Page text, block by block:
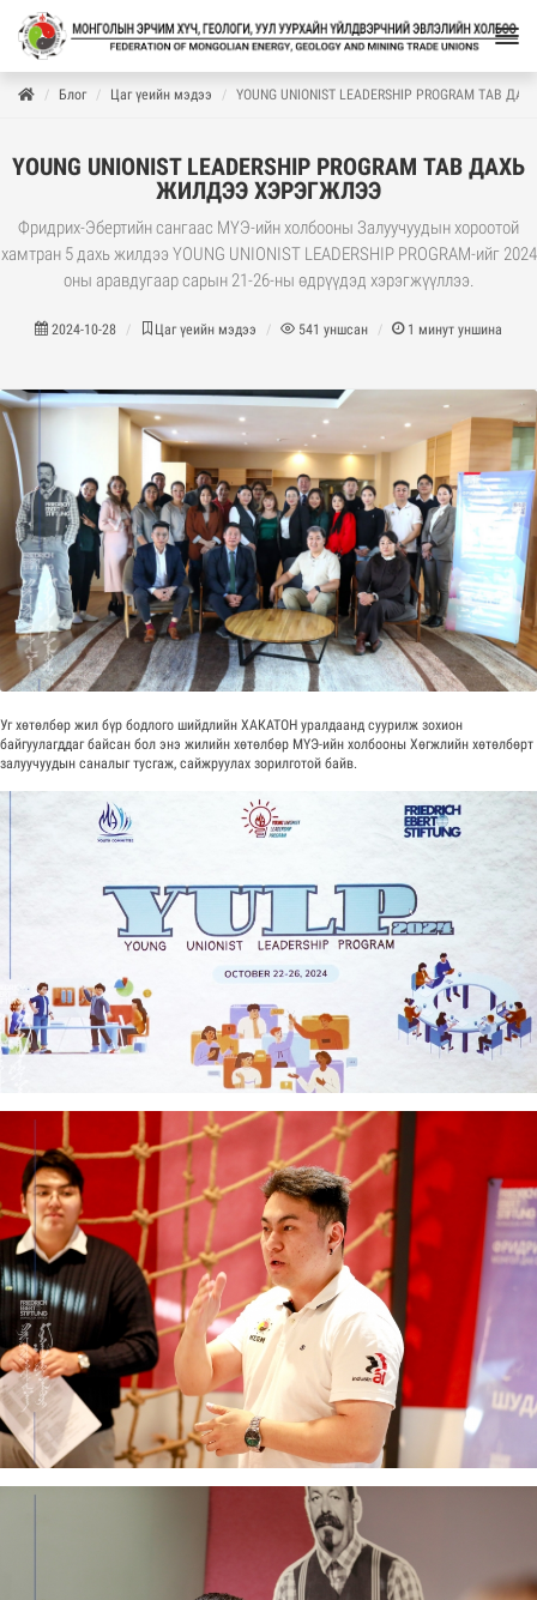
Блог Цаг үеийн мэдээ YOUNG UNIONIST LEADERSHIP PROGRAM
YOUNG UNIONIST LEADERSHIP PROGRAM ТАВ ДАХЬ
ЖИЛДЭЭ ХЭРЭГЖЛЭЭ
Фридрих-Эбертийн сангаас МҮЭ-ийн холбооны Залуучуудын хороотой
хамтран 5 дахь жилдээ YOUNG UNIONIST LEADERSHIP PROGRAM-ийг 2024
оны аравдугаар сарын 21-26-ны өдрүүдэд хэрэгжүүллээ.
2024-10-28 Цаг үеийн мэдээ 541 уншсан 1 минут уншина
Уг хөтөлбөр жил бүр бодлого шийдлийн ХАКАТОН уралдаанд суурилж зохион
байгуулагддаг байсан бол энэ жилийн хөтөлбөр МҮЭ-ийн холбооны Хөгжлийн хөтөлбөрт
залуучуудын саналыг тусгаж, сайжруулах зорилготой байв.